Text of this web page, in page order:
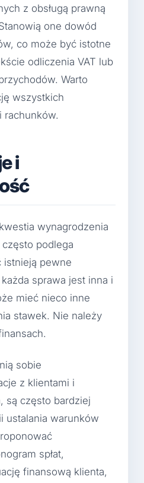
z obsługą prawną
one dowód
co może być istotne
odliczenia VAT lub
Warto
wszystkich
rachunków.
i
wynagrodzenia
często podlega
istnieją pewne
sprawa jest inna i
mieć nieco inne
stawek. Nie należy
sobie
z klientami i
są często bardziej
ustalania warunków
spłat,
finansową klienta,